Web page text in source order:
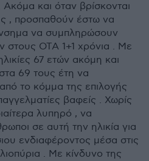
και όταν βρίσκονται
, προσπαθούν έστω να
να συμπληρώσουν
στους ΟΤΑ 1+1 χρόνια . Με
67 ετών ακόμη και
69 τους έτη να
το κόμμα της επιλογής
βαφείς . Χωρίς
λυπηρό , να
σε αυτή την ηλικία για
ενδιαφέροντος μέσα στις
. Με κίνδυνο της